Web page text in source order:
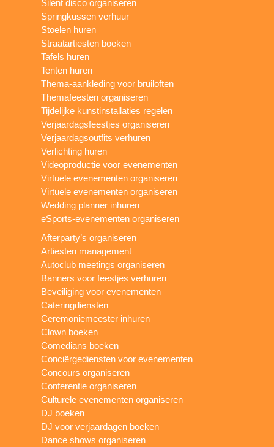
Silent disco organiseren
Springkussen verhuur
Stoelen huren
Straatartiesten boeken
Tafels huren
Tenten huren
Thema-aankleding voor bruiloften
Themafeesten organiseren
Tijdelijke kunstinstallaties regelen
Verjaardagsfeestjes organiseren
Verjaardagsoutfits verhuren
Verlichting huren
Videoproductie voor evenementen
Virtuele evenementen organiseren
Virtuele evenementen organiseren
Wedding planner inhuren
eSports-evenementen organiseren
Afterparty’s organiseren
Artiesten management
Autoclub meetings organiseren
Banners voor feestjes verhuren
Beveiliging voor evenementen
Cateringdiensten
Ceremoniemeester inhuren
Clown boeken
Comedians boeken
Conciërgediensten voor evenementen
Concours organiseren
Conferentie organiseren
Culturele evenementen organiseren
DJ boeken
DJ voor verjaardagen boeken
Dance shows organiseren